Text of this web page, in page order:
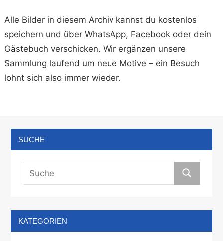
Alle Bilder in diesem Archiv kannst du kostenlos
speichern und über WhatsApp, Facebook oder dein
Gästebuch verschicken. Wir ergänzen unsere
Sammlung laufend um neue Motive – ein Besuch
lohnt sich also immer wieder.
SUCHE
KATEGORIEN